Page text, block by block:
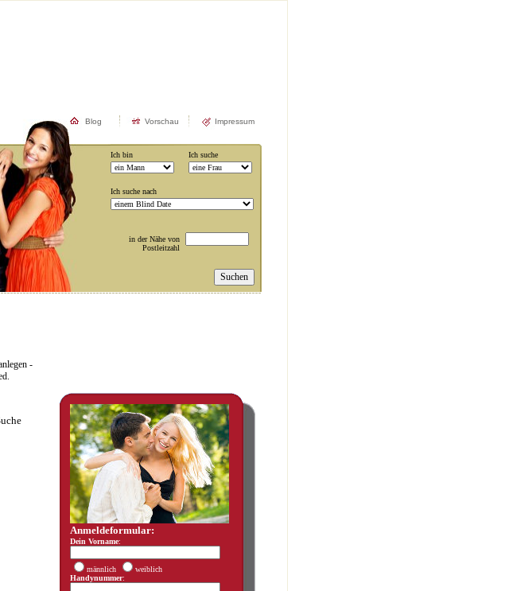
Blog Vorschau Impressum
Ich bin Ich suche
Ich suche nach
in der Nähe von
Postleitzahl
-
Anmeldeformular:
Dein Vorname:
männlich
weiblich
Handynummer: